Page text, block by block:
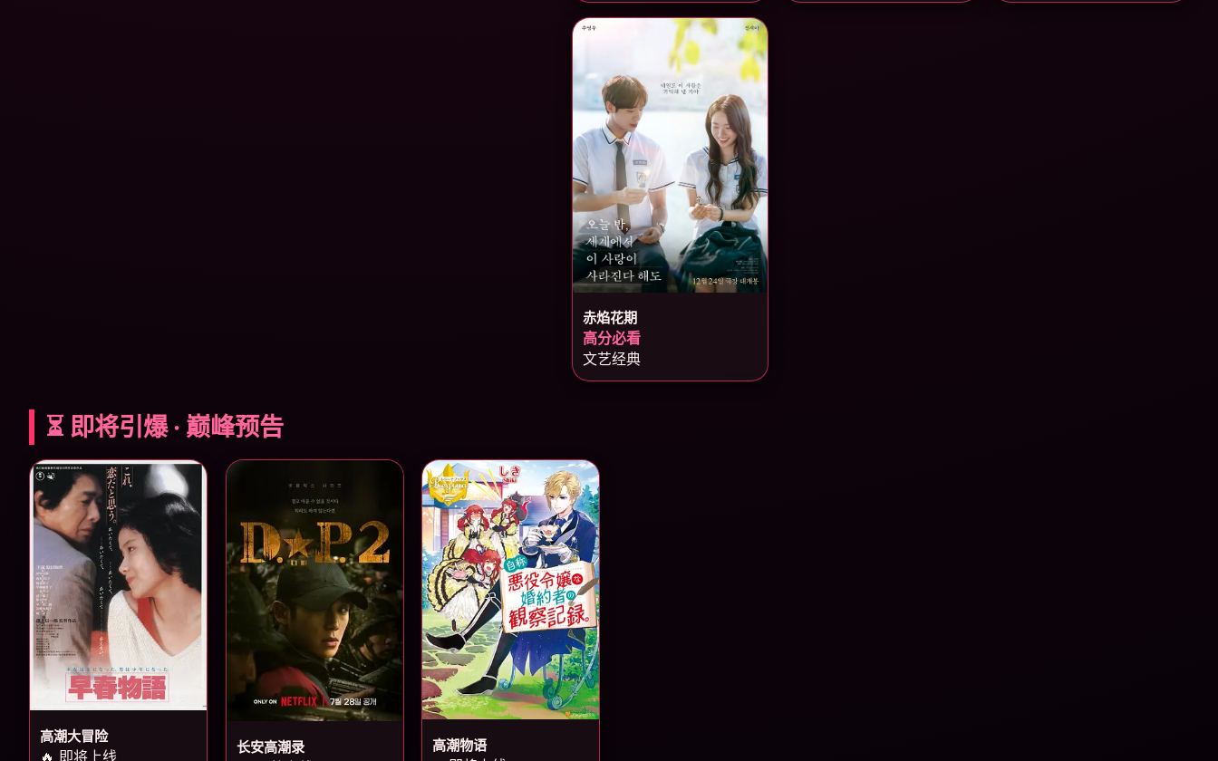
赤焰花期
高分必看
文艺经典
⏳ 即将引爆 · 巅峰预告
高潮大冒险
🔥 即将上线
长安高潮录 高潮物语